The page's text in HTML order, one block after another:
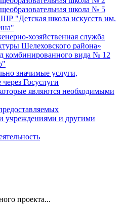
школа № 5
"Детская школа искусств им.
хозяйственная служба
Шелеховского района»
комбинированного вида № 12
значимые услуги,
Госуслуги
являются необходимыми
учреждениями и другими
проекта...